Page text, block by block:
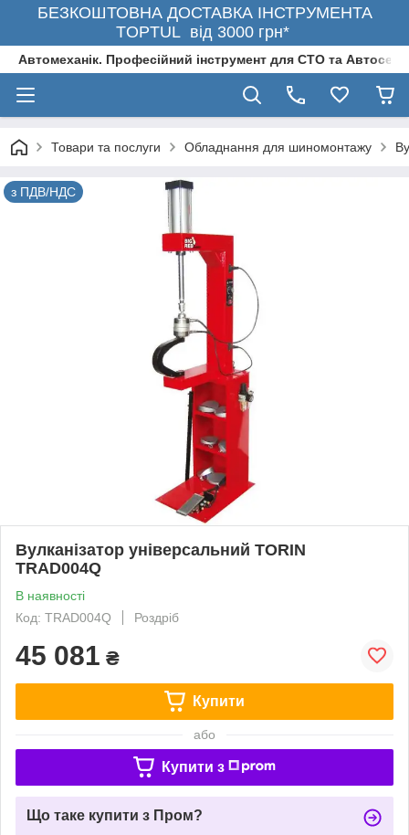
БЕЗКОШТОВНА ДОСТАВКА ІНСТРУМЕНТА
TOPTUL від 3000 грн*
Автомеханік. Професійний інструмент для СТО та
Товари та послуги Обладнання для шиномонтажу
з ПДВ/НДС
Вулканізатор універсальний TORIN
TRAD004Q
В наявності
Код: TRAD004Q
Роздріб
45 081 ₴
Купити
або
Купити з
Що таке купити з Пром?